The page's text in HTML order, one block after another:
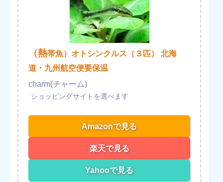
（熱帯魚）オトシンクルス（３匹） 北海
道・九州航空便要保温
charm(チャーム)
Amazonで見る
楽天で見る
Yahooで見る